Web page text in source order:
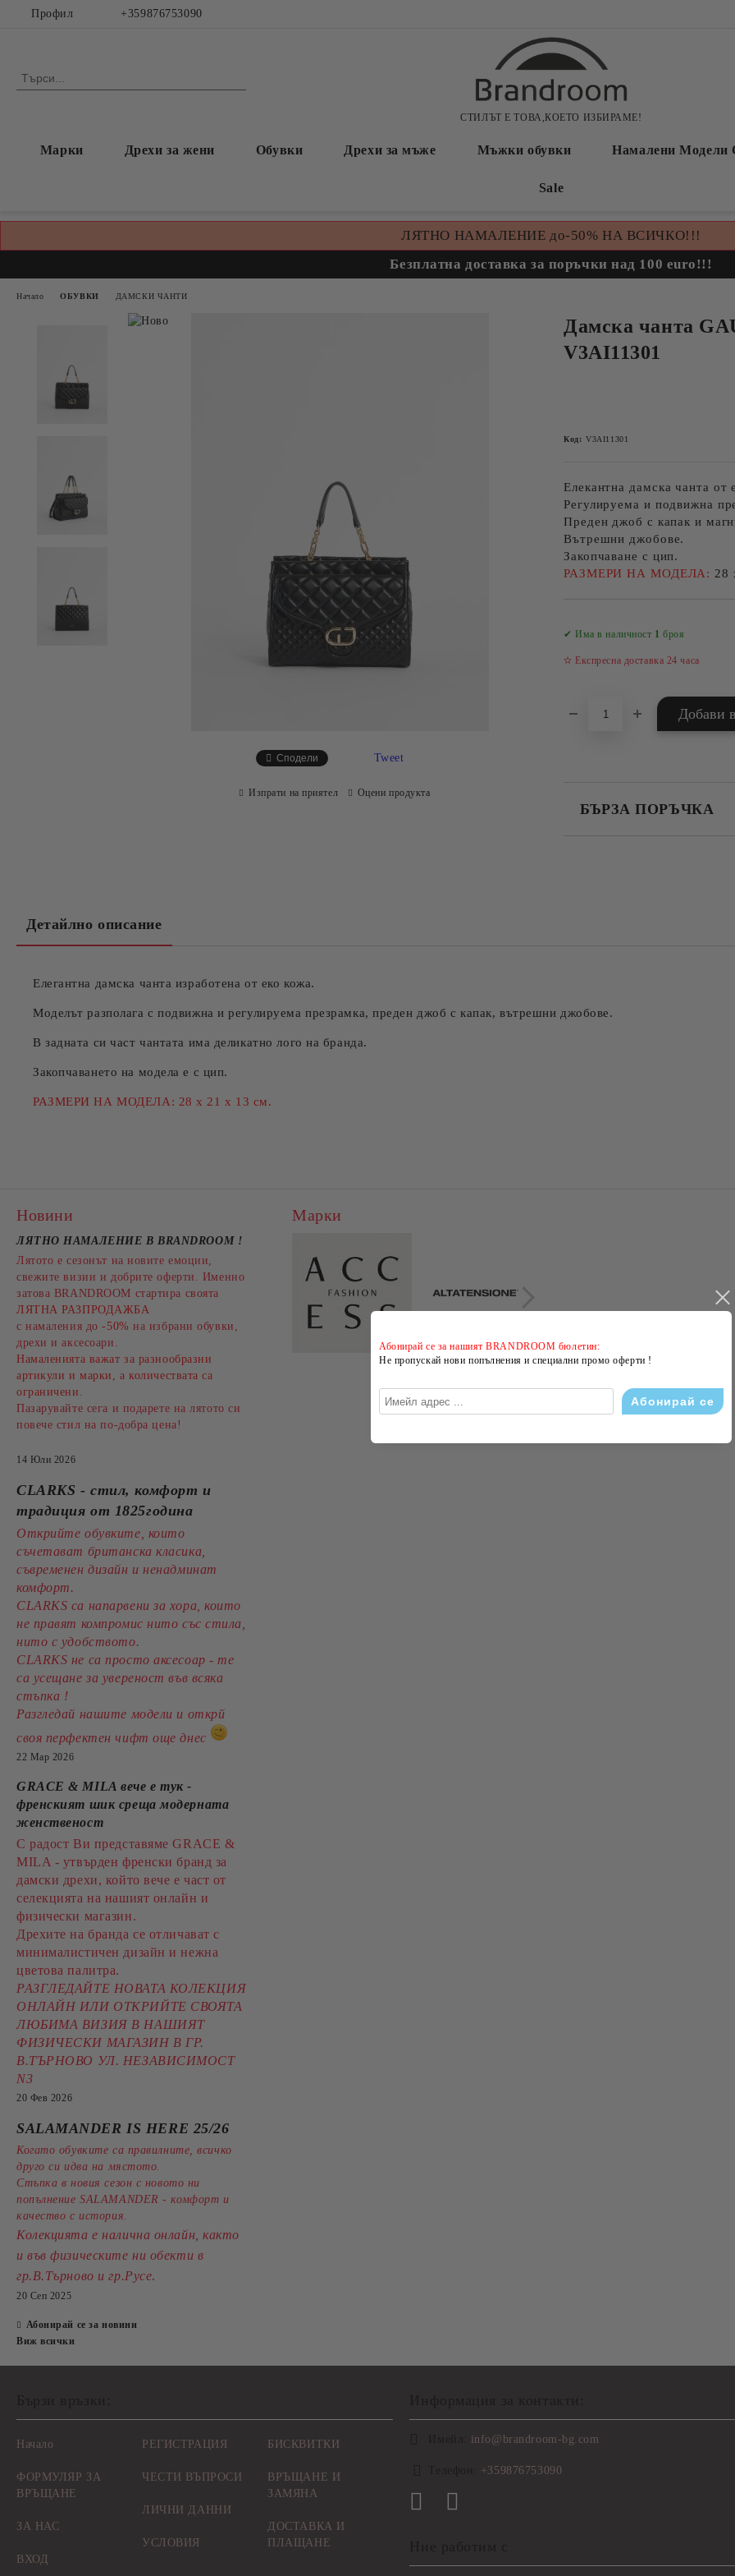
Профил +359876753090
СТИЛЪТ Е ТОВА,КОЕТО ИЗБИРАМЕ!
Марки Дрехи за жени Обувки Дрехи за мъже Мъжки обувки Намалени Модели
Sale
ЛЯТНО НАМАЛЕНИЕ до-50% НА ВСИЧКО!!!
Безплатна доставка за поръчки над 100 euro!!!
Начало ОБУВКИ ДАМСКИ ЧАНТИ
Дамска чанта
V3AI11301
Код: V3AI11301
Елекантна дамска чанта от
Регулируема и подвижна
Преден джоб с капак и
Вътрешни джобове.
Закопчаване с цип.
РАЗМЕРИ НА МОДЕЛА: 28
✔ Има в наличност 1 броя
✫ Експресна доставка 24 часа
БЪРЗА ПОРЪЧКА
Сподели Tweet
Изпрати на приятел Оцени продукта
Детайлно описание
Елегантна дамска чанта изработена от еко кожа.
Моделът разполага с подвижна и регулируема презрамка, преден джоб с капак, вътрешни джобове.
В задната си част чантата има деликатно лого на бранда.
Закопчаването на модела е с цип.
РАЗМЕРИ НА МОДЕЛА: 28 х 21 х 13 см.
Новини
ЛЯТНО НАМАЛЕНИЕ В BRANDROOM !
Лятото е сезонът на новите емоции,
свежите визии и добрите оферти. Именно
затова BRANDROOM стартира своята
ЛЯТНА РАЗПРОДАЖБА
с намаления до -50% на избрани обувки,
дрехи и аксесоари.
Намаленията важат за разнообразни
артикули и марки, а количествата са
ограничени.
Пазарувайте сега и подарете на лятото си
повече стил на по-добра цена!
14 Юли 2026
CLARKS - стил, комфорт и
традиция от 1825година
Открийте обувките, които
съчетават британска класика,
съвременен дизайн и ненадминат
комфорт.
CLARKS са напарвени за хора, които
не правят компромис нито със стила,
нито с удобството.
CLARKS не са просто аксесоар - те
са усещане за увереност във всяка
стъпка !
Разгледай нашите модели и открй
своя перфектен чифт още днес
22 Мар 2026
GRACE & MILA вече е тук -
френският шик среща модерната
женственост
С радост Ви представяме GRACE &
MILA - утвърден френски бранд за
дамски дрехи, който вече е част от
селекцията на нашият онлайн и
физически магазин.
Дрехите на бранда се отличават с
минималистичен дизайн и нежна
цветова палитра.
РАЗГЛЕДАЙТЕ НОВАТА КОЛЕКЦИЯ
ОНЛАЙН ИЛИ ОТКРИЙТЕ СВОЯТА
ЛЮБИМА ВИЗИЯ В НАШИЯТ
ФИЗИЧЕСКИ МАГАЗИН В ГР.
В.ТЪРНОВО УЛ. НЕЗАВИСИМОСТ
N3
20 Фев 2026
SALAMANDER IS HERE 25/26
Когато обувките са правилните, всичко
друго си идва на мястото.
Стъпка в новия сезон с новото ни
попълнение SALAMANDER - комфорт и
качество с история.
Колекцията е налична онлайн, както
и във физическите ни обекти в
гр.В.Търново и гр.Русе.
20 Сеп 2025
Абонирай се за новини
Виж всички
Марки
Начало
ФОРМУЛЯР ЗА
ВРЪЩАНЕ
ЗА НАС
ВХОД
РЕГИСТРАЦИЯ
ЧЕСТИ ВЪПРОСИ
ЛИЧНИ ДАННИ
УСЛОВИЯ
БИСКВИТКИ
ВРЪЩАНЕ И
ЗАМЯНА
ДОСТАВКА И
ПЛАЩАНЕ
info@brandroom-bg.com
+359876753090
Абонирай се за нашият BRANDROOM бюлетин:
Не пропускай нови попълнения и специални промо оферти !